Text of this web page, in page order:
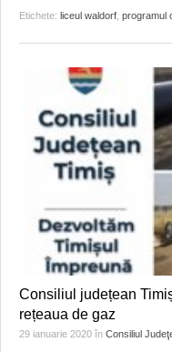
Etichete: liceul waldorf programul
Consiliul județean
rețeaua de gaz
29 ianuarie 2020 în Consiliul